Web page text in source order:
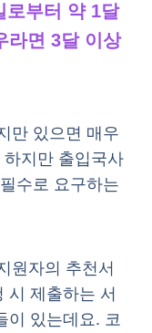
로부터 약 1달
라면 3달 이상
만 있으면 매우
지만 출입국사
수로 요구하는
원자의 추천서
시 제출하는 서
이 있는데요. 코